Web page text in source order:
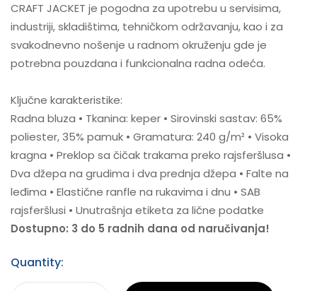
CRAFT JACKET je pogodna za upotrebu u servisima,
industriji, skladištima, tehničkom održavanju, kao i za
svakodnevno nošenje u radnom okruženju gde je
potrebna pouzdana i funkcionalna radna odeća.
Ključne karakteristike:
Radna bluza • Tkanina: keper • Sirovinski sastav: 65%
poliester, 35% pamuk • Gramatura: 240 g/m² • Visoka
kragna • Preklop sa čičak trakama preko rajsferšlusa •
Dva džepa na grudima i dva prednja džepa • Falte na
leđima • Elastične ranfle na rukavima i dnu • SAB
rajsferšlusi • Unutrašnja etiketa za lične podatke
Dostupno: 3 do 5 radnih dana od naručivanja!
Quantity: